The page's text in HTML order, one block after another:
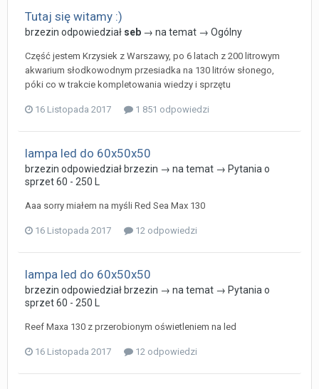
Tutaj się witamy :)
brzezin odpowiedział seb → na temat → Ogólny
Część jestem Krzysiek z Warszawy, po 6 latach z 200 litrowym
akwarium słodkowodnym przesiadka na 130 litrów słonego,
póki co w trakcie kompletowania wiedzy i sprzętu
16 Listopada 2017 1 851 odpowiedzi
lampa led do 60x50x50
brzezin odpowiedziałbrzezin → na temat → Pytania o
sprzet 60 - 250 L
Aaa sorry miałem na myśli Red Sea Max 130
16 Listopada 2017 12 odpowiedzi
lampa led do 60x50x50
brzezin odpowiedziałbrzezin → na temat → Pytania o
sprzet 60 - 250 L
Reef Maxa 130 z przerobionym oświetleniem na led
16 Listopada 2017 12 odpowiedzi